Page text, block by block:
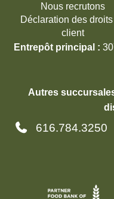
Nous recrutons
Déclaration des
client
Entrepôt principal :
Autres
616.784.3250